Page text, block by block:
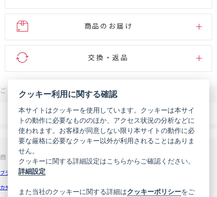
商品のお届け
交換・返品
ご注文・お問い合わせはこちら
電話 0120-007-444
受付時間 9:00～18:00（年末年始などを除く）
メール お問い合わせフォーム
商品を探す
ブランドから探す
カテゴリから探す
サポート
初めての方へ
クッキー利用に関する確認
本サイトはクッキーを使用しています。クッキーは本サイ
トの動作に必要なもののほか、アクセス状況の分析などに
使われます。お客様が同意しない限り本サイトの動作に必
要な厳格に必要なクッキー以外が利用されることはありま
せん。
クッキーに関する詳細設定はこちらからご確認ください。
詳細設定
また当社のクッキーに関する詳細はクッキーポリシーをご